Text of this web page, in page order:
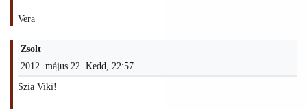
Vera
Zsolt
2012. május 22. Kedd, 22:57
Szia Viki!